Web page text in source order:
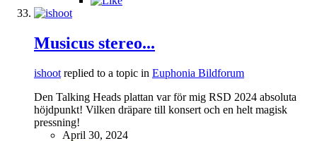
Musicus stereo...
ishoot replied to a topic in Euphonia Bildforum
Den Talking Heads plattan var för mig RSD 2024 absoluta
höjdpunkt! Vilken dräpare till konsert och en helt magisk
pressning!
April 30, 2024